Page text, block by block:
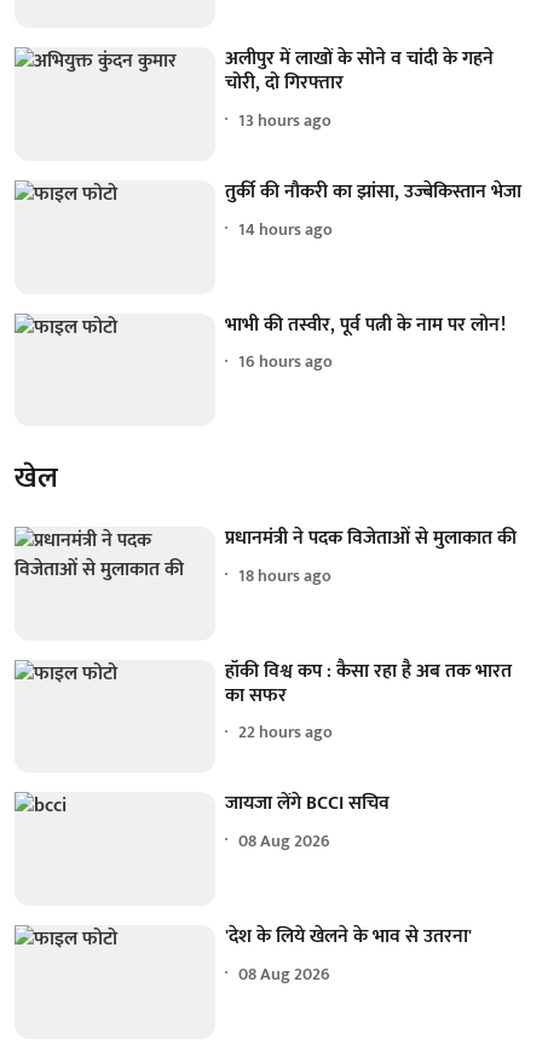
अलीपुर में लाखों के सोने व चांदी के गहने
चोरी, दो गिरफ्तार
13 hours ago
तुर्की की नौकरी का झांसा, उज्बेकिस्तान भेजा
14 hours ago
भाभी की तस्वीर, पूर्व पत्नी के नाम पर लोन!
16 hours ago
खेल
प्रधानमंत्री ने पदक विजेताओं से मुलाकात की
18 hours ago
हॉकी विश्व कप : कैसा रहा है अब तक भारत
का सफर
22 hours ago
जायजा लेंगे BCCI सचिव
08 Aug 2026
'देश के लिये खेलने के भाव से उतरना'
08 Aug 2026